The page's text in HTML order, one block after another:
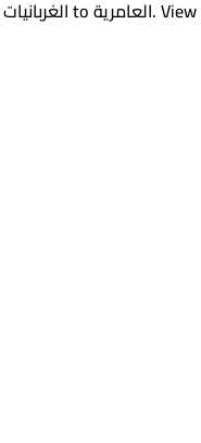
الغربانياتtoالعامرية.